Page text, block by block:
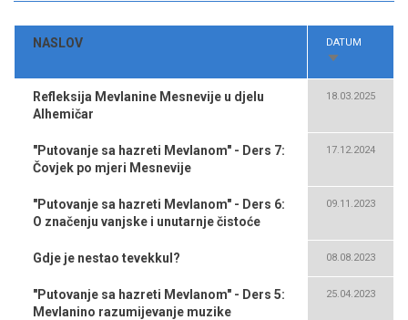
NASLOV
DATUM
SORT
Refleksija Mevlanine Mesnevije u djelu
Alhemičar
18.03.2025
"Putovanje sa hazreti Mevlanom" - Ders 7:
Čovjek po mjeri Mesnevije
17.12.2024
"Putovanje sa hazreti Mevlanom" - Ders 6:
O značenju vanjske i unutarnje čistoće
09.11.2023
Gdje je nestao tevekkul? 08.08.2023
"Putovanje sa hazreti Mevlanom" - Ders 5:
Mevlanino razumijevanje muzike
25.04.2023